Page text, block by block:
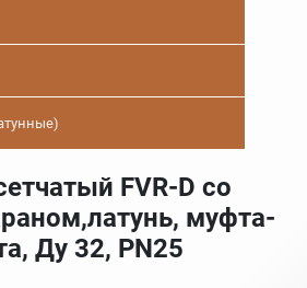
FVR-D со
муфта-
Ду 32, PN25